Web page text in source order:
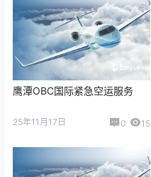
鹰潭OBC国际紧急空运服务
25年11月17日 0 15